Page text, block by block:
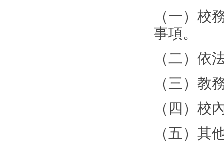
（一）校
事項。
（二）依
（三）教
（四）校
（五）其